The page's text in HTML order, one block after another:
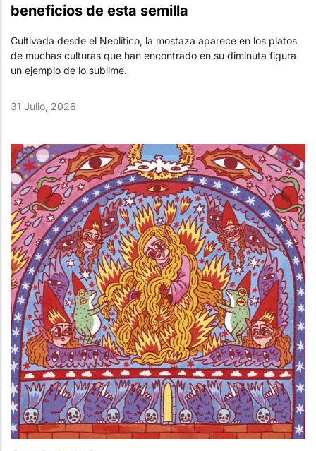
beneficios de esta semilla
Cultivada desde el Neolítico, la mostaza aparece en los platos
de muchas culturas que han encontrado en su diminuta figura
un ejemplo de lo sublime.
31 Julio, 2026